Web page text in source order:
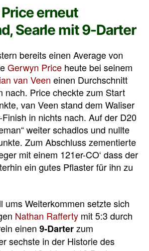
erneut
Searle mit 9-Darter
bereits einen Average von
Gerwyn Price heute bei seinem
van Veen einen Durchschnitt
nach. Price checkte zum Start
van Veen stand dem Waliser
in nichts nach. Auf der D20
weiter schadlos und nullte
Zum Abschluss zementierte
mit einem 121er-CO‘ dass der
ein gutes Pflaster für ihn zu
ums Weiterkommen setzte sich
Nathan Rafferty mit 5:3 durch
einen 9-Darterzum
sechste in der Historie des